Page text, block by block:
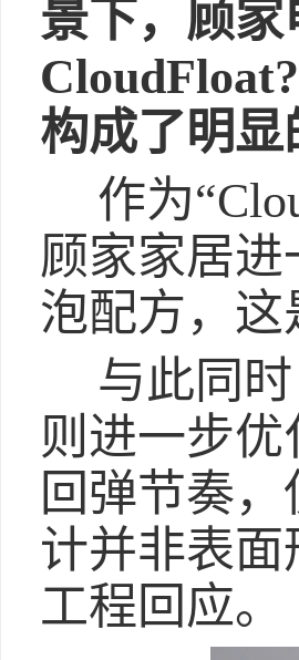
景下，顾
构成了明显
作为
顾家家居
泡配方，这
与此同
则进一步
回弹节奏
计并非表
工程回应。